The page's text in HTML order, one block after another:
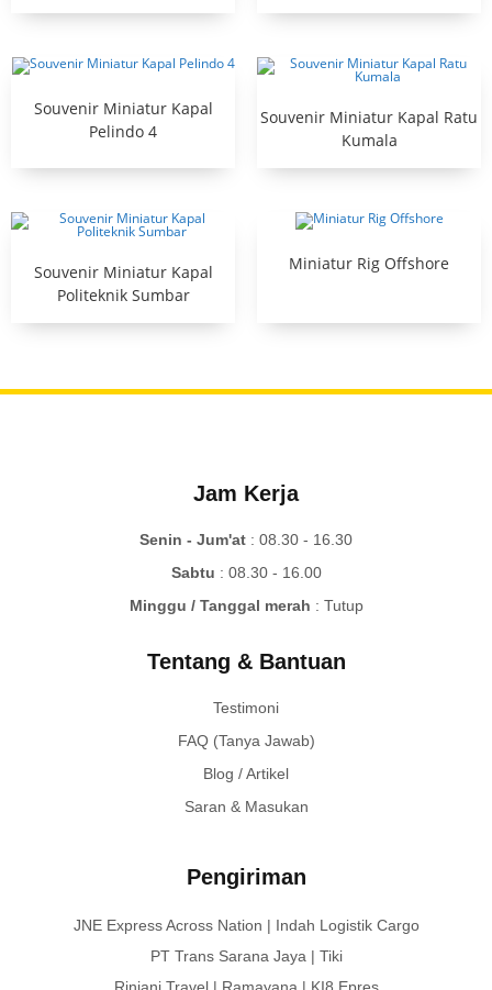
Souvenir Miniatur Kapal
Pelindo 4
Souvenir Miniatur Kapal Ratu
Kumala
Souvenir Miniatur Kapal
Politeknik Sumbar
Miniatur Rig Offshore
Jam Kerja
Senin - Jum'at : 08.30 - 16.30
Sabtu : 08.30 - 16.00
Minggu / Tanggal merah : Tutup
Tentang & Bantuan
Testimoni
FAQ (Tanya Jawab)
Blog / Artikel
Saran & Masukan
Pengiriman
JNE Express Across Nation | Indah Logistik Cargo
PT Trans Sarana Jaya | Tiki